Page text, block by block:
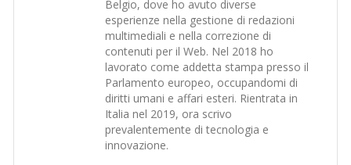
Belgio, dove ho avuto diverse
esperienze nella gestione di redazioni
multimediali e nella correzione di
contenuti per il Web. Nel 2018 ho
lavorato come addetta stampa presso il
Parlamento europeo, occupandomi di
diritti umani e affari esteri. Rientrata in
Italia nel 2019, ora scrivo
prevalentemente di tecnologia e
innovazione.